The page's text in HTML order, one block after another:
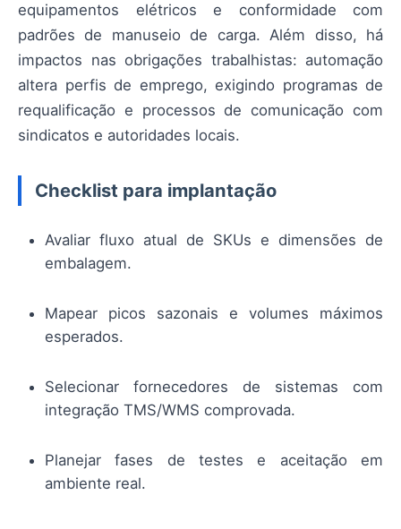
equipamentos elétricos e conformidade com
padrões de manuseio de carga. Além disso, há
impactos nas obrigações trabalhistas: automação
altera perfis de emprego, exigindo programas de
requalificação e processos de comunicação com
sindicatos e autoridades locais.
Checklist para implantação
Avaliar fluxo atual de SKUs e dimensões de
embalagem.
Mapear picos sazonais e volumes máximos
esperados.
Selecionar fornecedores de sistemas com
integração TMS/WMS comprovada.
Planejar fases de testes e aceitação em
ambiente real.